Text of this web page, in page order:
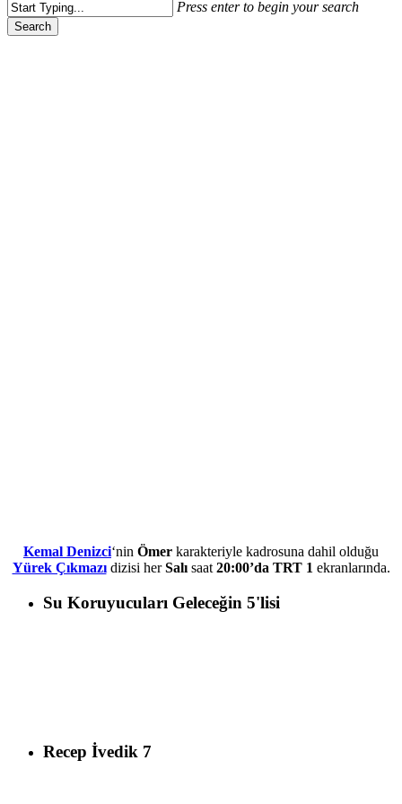
Press enter to begin your search
Search
Kemal Denizci‘nin Ömer karakteriyle kadrosuna dahil olduğu
Yürek Çıkmazıdizisi herSalısaat 20:00’da TRT 1 ekranlarında.
Su Koruyucuları Geleceğin 5'lisi
Recep İvedik 7